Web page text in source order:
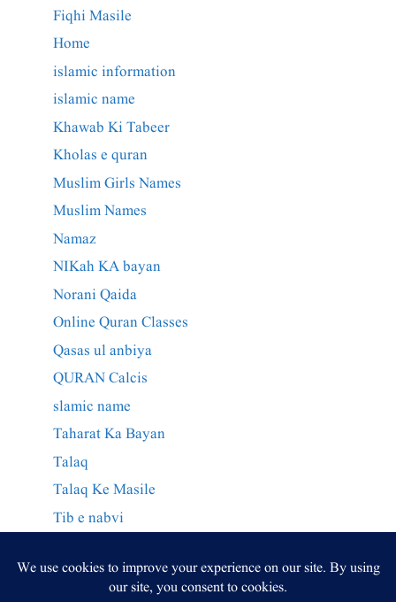
Fiqhi Masile
Home
islamic information
islamic name
Khawab Ki Tabeer
Kholas e quran
Muslim Girls Names
Muslim Names
Namaz
NIKah KA bayan
Norani Qaida
Online Quran Classes
Qasas ul anbiya
QURAN Calcis
slamic name
Taharat Ka Bayan
Talaq
Talaq Ke Masile
Tib e nabvi
وراثت کے احکام